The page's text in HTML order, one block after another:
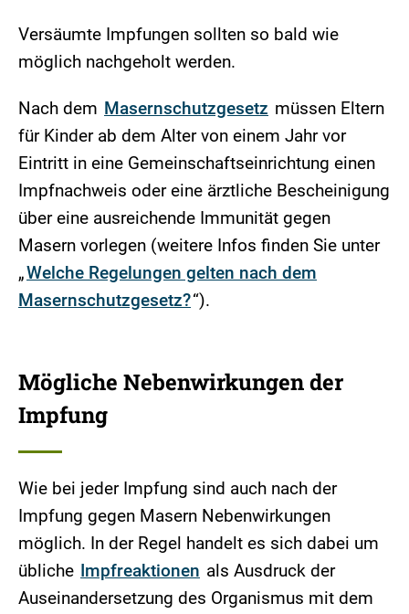
Versäumte Impfungen sollten so bald wie
möglich nachgeholt werden.
Nach dem Masernschutzgesetz müssen Eltern
für Kinder ab dem Alter von einem Jahr vor
Eintritt in eine Gemeinschaftseinrichtung einen
Impfnachweis oder eine ärztliche Bescheinigung
über eine ausreichende Immunität gegen
Masern vorlegen (weitere Infos finden Sie unter
„Welche Regelungen gelten nach dem
Masernschutzgesetz?“).
Mögliche Nebenwirkungen der
Impfung
Wie bei jeder Impfung sind auch nach der
Impfung gegen Masern Nebenwirkungen
möglich. In der Regel handelt es sich dabei um
übliche Impfreaktionen als Ausdruck der
Auseinandersetzung des Organismus mit dem